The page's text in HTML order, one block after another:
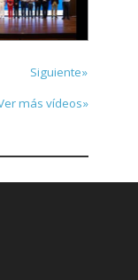
Siguiente»
más vídeos»